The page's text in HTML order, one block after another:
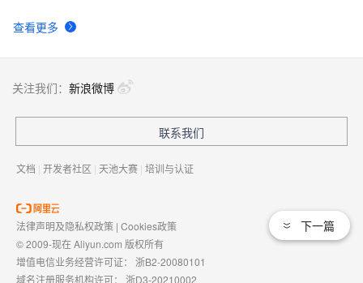
查看更多
下一篇
关注我们： 新浪微博
联系我们
文档 | 开发者社区 | 天池大赛 | 培训与认证
法律声明及隐私权政策 | Cookies政策
© 2009-现在 Aliyun.com 版权所有
增值电信业务经营许可证： 浙B2-20080101
域名注册服务机构许可： 浙D3-20210002